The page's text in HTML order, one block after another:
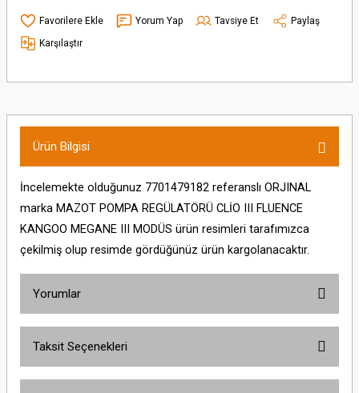
Yorum Yap Tavsiye Et
Paylaş
Karşılaştır
Ürün Bilgisi
İncelemekte olduğunuz 7701479182 referanslı ORJINAL
marka MAZOT POMPA REGÜLATÖRÜ CLİO III FLUENCE
KANGOO MEGANE III MODÜS ürün resimleri tarafımızca
çekilmiş olup resimde gördüğünüz ürün kargolanacaktır.
Yorumlar
Taksit Seçenekleri